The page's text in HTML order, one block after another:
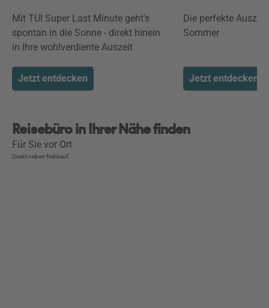
Mit TUI Super Last Minute geht's
spontan in die Sonne - direkt hinein
in Ihre wohlverdiente Auszeit
Jetzt entdecken
Die perfekte
Sommer
Jetzt entdecken
Reisebüro in Ihrer Nähe finden
Für Sie vor Ort
Direkt neben Nahkauf.